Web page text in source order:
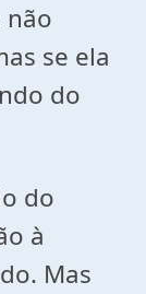
não
se ela
do
do
à
Mas